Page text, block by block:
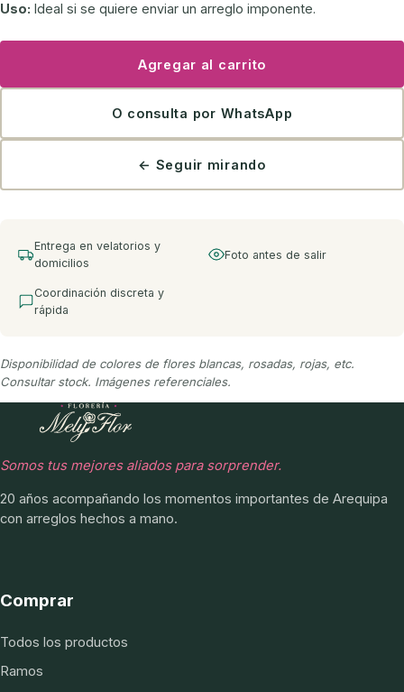
Uso: Ideal si se quiere enviar un arreglo imponente.
Agregar al carrito
O consulta por WhatsApp
← Seguir mirando
Entrega en velatorios y
domicilios
Foto antes de salir
Coordinación discreta y
rápida
Disponibilidad de colores de flores blancas, rosadas, rojas, etc.
Consultar stock. Imágenes referenciales.
Somos tus mejores aliados para sorprender.
20 años acompañando los momentos importantes de Arequipa
con arreglos hechos a mano.
Comprar
Todos los productos
Ramos